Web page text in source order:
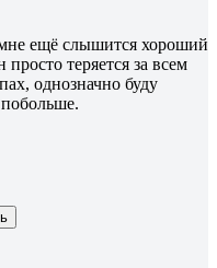
ещё слышится хороший
теряется за всем
однозначно буду